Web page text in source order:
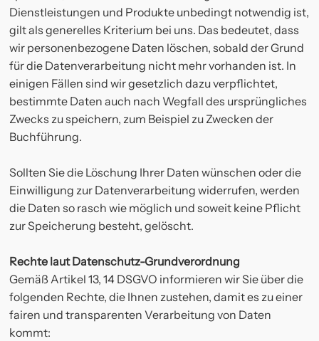
Dienstleistungen und Produkte unbedingt notwendig ist,
gilt als generelles Kriterium bei uns. Das bedeutet, dass
wir personenbezogene Daten löschen, sobald der Grund
für die Datenverarbeitung nicht mehr vorhanden ist. In
einigen Fällen sind wir gesetzlich dazu verpflichtet,
bestimmte Daten auch nach Wegfall des ursprüngliches
Zwecks zu speichern, zum Beispiel zu Zwecken der
Buchführung.
Sollten Sie die Löschung Ihrer Daten wünschen oder die
Einwilligung zur Datenverarbeitung widerrufen, werden
die Daten so rasch wie möglich und soweit keine Pflicht
zur Speicherung besteht, gelöscht.
Rechte laut Datenschutz-Grundverordnung
Gemäß Artikel 13, 14 DSGVO informieren wir Sie über die
folgenden Rechte, die Ihnen zustehen, damit es zu einer
fairen und transparenten Verarbeitung von Daten
kommt: